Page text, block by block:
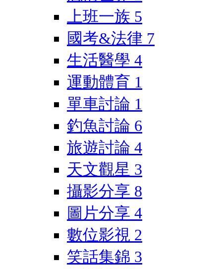
上班一族 5
國考&法律 7
生活醫學 4
運動體育 1
單車討論 1
釣魚討論 6
旅遊討論 4
天文觀星 3
攝影分享 8
圖片分享 4
數位影視 2
笑話集錦 3